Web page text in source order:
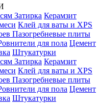
Затирка Керамзит
Клей для ваты и XPS
Пазогребневые плиты
для пола Цемент
Штукатурки
Затирка Керамзит
Клей для ваты и XPS
Пазогребневые плиты
для пола Цемент
Штукатурки